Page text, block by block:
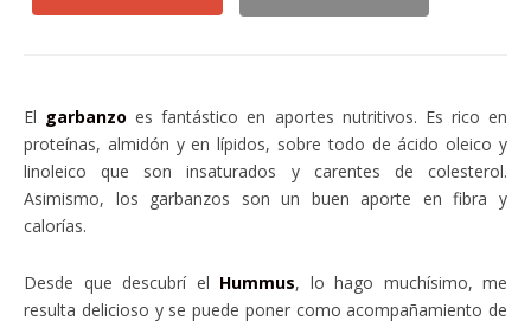
El garbanzo es fantástico en aportes nutritivos. Es rico en
proteínas, almidón y en lípidos, sobre todo de ácido oleico y
linoleico que son insaturados y carentes de colesterol.
Asimismo, los garbanzos son un buen aporte en fibra y
calorías.
Desde que descubrí el Hummus, lo hago muchísimo, me
resulta delicioso y se puede poner como acompañamiento de